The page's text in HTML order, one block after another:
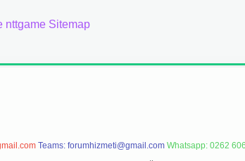
nttgame Sitemap
Teams: forumhizmeti@gmail.com Whatsapp: 0262